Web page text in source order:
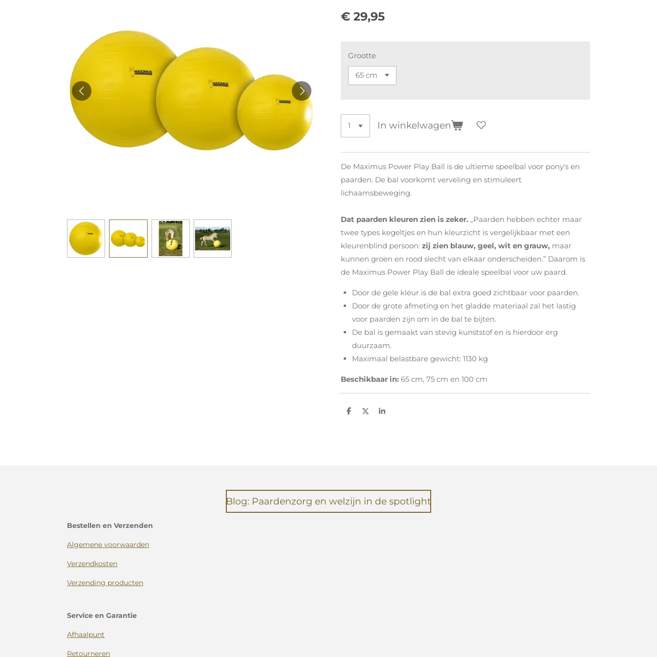
€ 29,95
Grootte
In winkelwagen
De Maximus Power Play Ball is de ultieme speelbal voor pony's en
paarden. De bal voorkomt verveling en stimuleert
lichaamsbeweging.
Dat paarden kleuren zien is zeker. „Paarden hebben echter maar
twee types kegeltjes en hun kleurzicht is vergelijkbaar met een
kleurenblind persoon: zij zien blauw, geel, wit en grauw, maar
kunnen groen en rood slecht van elkaar onderscheiden.” Daarom is
de Maximus Power Play Ball de ideale speelbal voor uw paard.
Door de gele kleur is de bal extra goed zichtbaar voor paarden.
Door de grote afmeting en het gladde materiaal zal het lastig
voor paarden zijn om in de bal te bijten.
De bal is gemaakt van stevig kunststof en is hierdoor erg
duurzaam.
Maximaal belastbare gewicht: 1130 kg
Beschikbaar in: 65 cm, 75 cm en 100 cm
D
D
S
Blog: Paardenzorg en welzijn in de spotlight
Bestellen en Verzenden
Algemene voorwaarden
Verzendkosten
Verzending producten
Service en Garantie
Afhaalpunt
Retourneren